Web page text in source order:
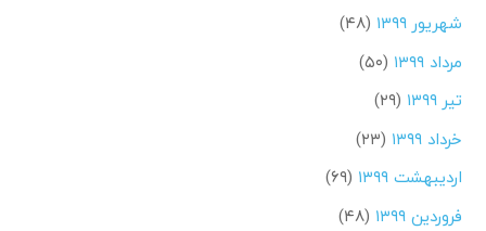
شهریور ۱۳۹۹
(۴۸)
مرداد ۱۳۹۹
(۵۰)
تیر ۱۳۹۹
(۲۹)
خرداد ۱۳۹۹
(۲۳)
اردیبهشت ۱۳۹۹
(۶۹)
فروردین ۱۳۹۹
(۴۸)